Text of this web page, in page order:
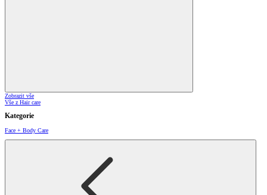
Zobrazit vše
Vše z Hair care
Kategorie
Face + Body Care